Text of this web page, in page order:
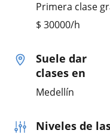
Primera clase
$ 30000/h
Suele dar
clases en
Medellín
Niveles de